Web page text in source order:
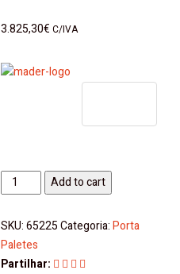
3.825,30€ C/IVA
Porta
Paletes
Hidráulico
1.5T
Elétrico,
Add to cart
SKU:65225 Categoria: Porta
Paletes
Partilhar: